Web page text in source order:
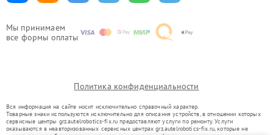
Мы принимаем
все формы оплаты
Политика конфиденциальности
Вся информация на сайте носит исключительно справочный характер.
Товарные знаки используются исключительно для описания устройств, в отношении которых
сервисные центры grz.autelrobotics-fix.ru предоставляют услуги по ремонту. Услуги
оказываются в неавторизованных сервисных центрах grz.autelrobotics-fix.ru, которые не